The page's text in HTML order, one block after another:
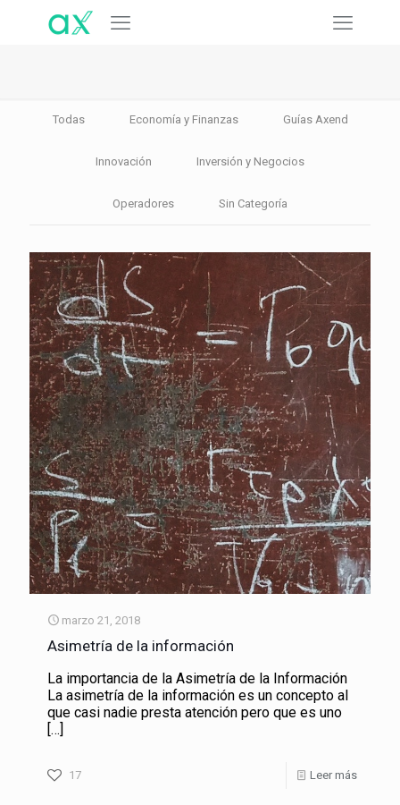
Todas Economía y Finanzas Guías Axend
Innovación Inversión y Negocios
Operadores Sin Categoría
marzo 21, 2018
Asimetría de la información
La importancia de la Asimetría de la Información
La asimetría de la información es un concepto al
que casi nadie presta atención pero que es uno
[…]
17 Leer más